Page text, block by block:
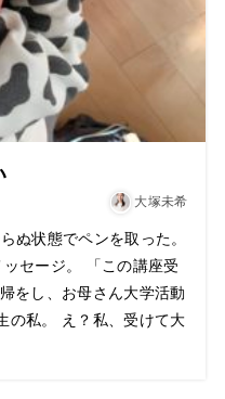
大塚未希
ぬ状態でペンを取った。
セージ。 「この講座受
をし、お母さん大学活動
の私。 え？私、受けて大